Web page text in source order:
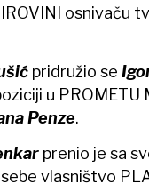
osnivaču
pridružio se
u PROMETU
Penze.
prenio je sa
vlasništvo